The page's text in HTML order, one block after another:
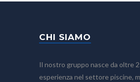
CHI SIAMO
Il nostro gruppo nasce da oltre
esperienza nel settore piscine,